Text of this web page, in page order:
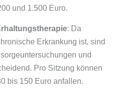
und 1.500 Euro.
: Da
Erkrankung ist, sind
und
Pro Sitzung können
bis 150 Euro anfallen.